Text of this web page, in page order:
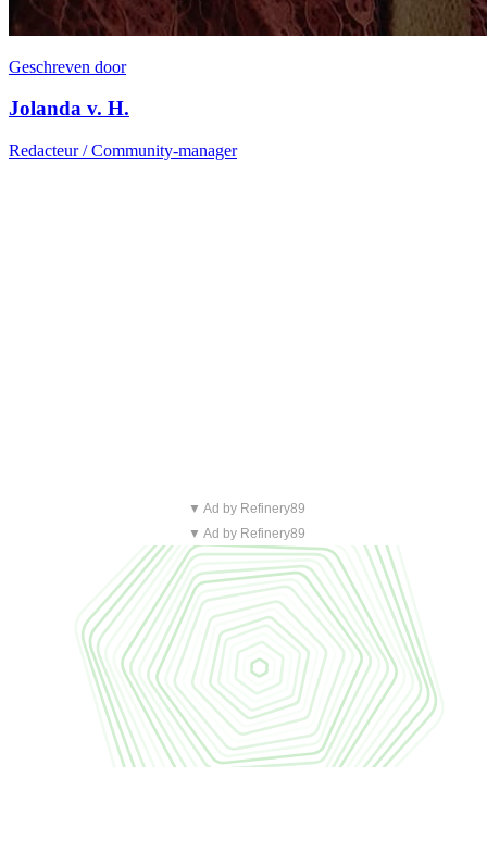
Geschreven door
Jolanda v. H.
Redacteur / Community-manager
▼ Ad by Refinery89
▼ Ad by Refinery89